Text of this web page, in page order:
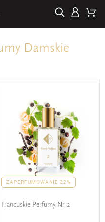
Damskie
ZAPERFUMOWANIE 22%
Francuskie Perfumy Nr 2